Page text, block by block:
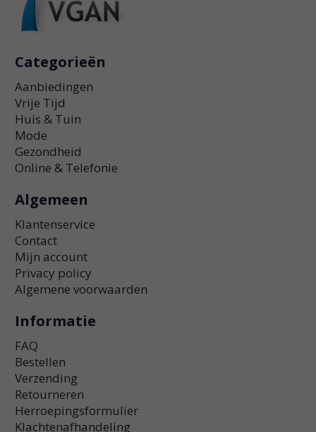
Categorieën
Aanbiedingen
Vrije Tijd
Huis & Tuin
Mode
Gezondheid
Online & Telefonie
Algemeen
Klantenservice
Contact
Mijn account
Privacy policy
Algemene voorwaarden
Informatie
FAQ
Bestellen
Verzending
Retourneren
Herroepingsformulier
Klachtenafhandeling